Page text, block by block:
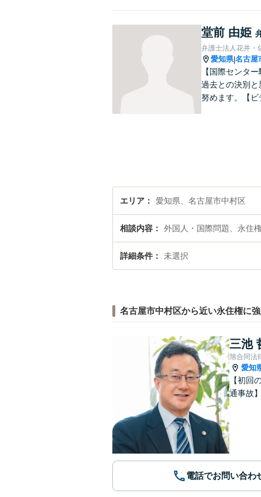
堂前 由姫
弁護士法人花井・
愛知県|名古屋
【国際センタ
過去との決別
努めます。【ビ
エリア 愛知県、名古屋市中村区
相談内容 外国人・国際問題、永住
詳細条件 未選択
名古屋市中村区から近い永住権に
三池
旭合同法
愛知
【初回
通事故
電話でお問い合わ